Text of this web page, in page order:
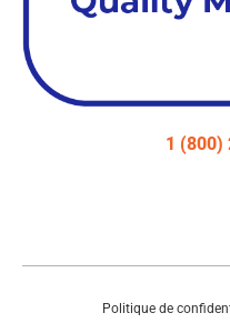
1 (800)
Politique de